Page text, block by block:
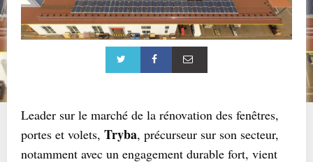
Leader sur le marché de la rénovation des fenêtres,
portes et volets, Tryba, précurseur sur son secteur,
notamment avec un engagement durable fort, vient